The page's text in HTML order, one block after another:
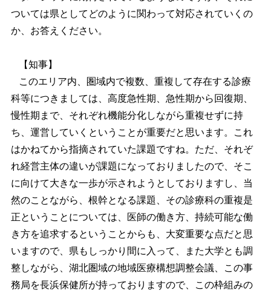
ついては県としてどのように関わって対応されていくの
か、お答えください。
【知事】
このエリア内、圏域内で複数、重複して存在する診療
科等につきましては、高度急性期、急性期から回復期、
慢性期まで、それぞれ機能分化しながら重複せずに持
ち、運営していくということが重要だと思います。これ
はかねてから指摘されていた課題ですね。ただ、それぞ
れ経営主体の違いが課題になっておりましたので、そこ
に向けて大きな一歩が示されようとしておりますし、当
然のことながら、根幹となる課題、その診療科の重複是
正ということについては、医師の働き方、持続可能な働
き方を追求するということからも、大変重要な点だと思
いますので、県もしっかり間に入って、また大学とも調
整しながら、湖北圏域の地域医療構想調整会議、この事
務局を長浜保健所が持っておりますので、この枠組みの